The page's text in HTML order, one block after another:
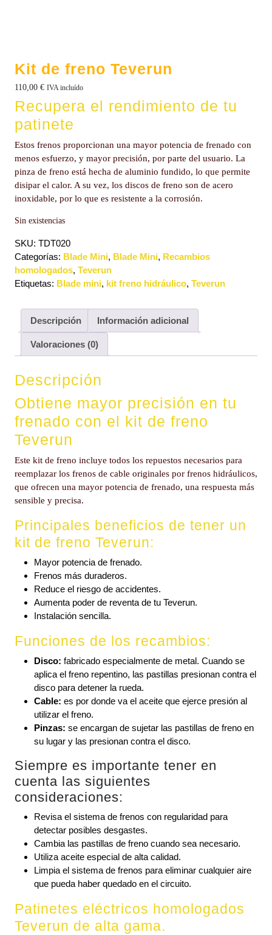
Kit de freno Teverun
110,00 € IVA incluído
Recupera el rendimiento de tu
patinete
Estos frenos proporcionan una mayor potencia de frenado con
menos esfuerzo, y mayor precisión, por parte del usuario. La
pinza de freno está hecha de aluminio fundido, lo que permite
disipar el calor. A su vez, los discos de freno son de acero
inoxidable, por lo que es resistente a la corrosión.
Sin existencias
SKU: TDT020
Categorías: Blade Mini, Blade Mini, Recambios
homologados, Teverun
Etiquetas: Blade mini, kit freno hidráulico, Teverun
Descripción Información adicional
Valoraciones (0)
Descripción
Obtiene mayor precisión en tu
frenado con el kit de freno
Teverun
Este kit de freno incluye todos los repuestos necesarios para
reemplazar los frenos de cable originales por frenos hidráulicos,
que ofrecen una mayor potencia de frenado, una respuesta más
sensible y precisa.
Principales beneficios de tener un
kit de freno Teverun:
Mayor potencia de frenado.
Frenos más duraderos.
Reduce el riesgo de accidentes.
Aumenta poder de reventa de tu Teverun.
Instalación sencilla.
Funciones de los recambios:
Disco: fabricado especialmente de metal. Cuando se
aplica el freno repentino, las pastillas presionan contra el
disco para detener la rueda.
Cable: es por donde va el aceite que ejerce presión al
utilizar el freno.
Pinzas: se encargan de sujetar las pastillas de freno en
su lugar y las presionan contra el disco.
Siempre es importante tener en
cuenta las siguientes
consideraciones:
Revisa el sistema de frenos con regularidad para
detectar posibles desgastes.
Cambia las pastillas de freno cuando sea necesario.
Utiliza aceite especial de alta calidad.
Limpia el sistema de frenos para eliminar cualquier aire
que pueda haber quedado en el circuito.
Patinetes eléctricos homologados
Teverun de alta gama.